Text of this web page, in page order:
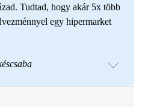
Tudtad, hogy akár 5x több
egy hipermarket